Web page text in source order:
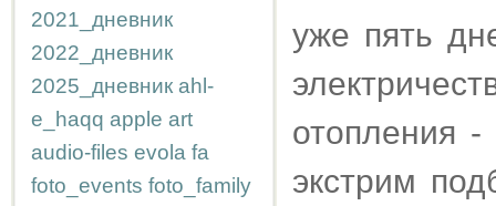
2021_дневник
2022_дневник
2025_дневник ahl-
e_haqq apple art
audio-files evola fa
foto_events foto_family
уже пять
отопления
экстрим